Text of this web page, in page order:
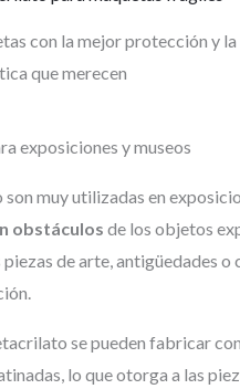
con la mejor protección y la
que merecen
exposiciones y museos
muy utilizadas en
obstáculos de los objetos
de arte, antigüedades
se pueden fabricar
lo que otorga a las